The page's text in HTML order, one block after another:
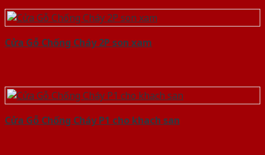
Cửa Gỗ Chống Cháy 2P son xam
Cửa Gỗ Chống Cháy P1 cho khach san